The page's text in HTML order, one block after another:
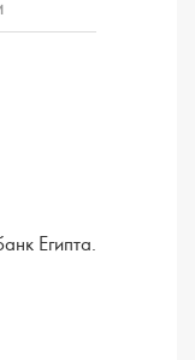
Египта.